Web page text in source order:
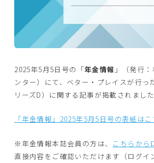
2025年5月5日号の「年金情報 」（発行
ンター）にて、ベター・プレイスが行っ
リーズD）に関する記事が掲載されました
「年金情報」2025年5月5日号の表紙はこ
※年金情報本誌会員の方は、 こちらから
直接内容をご確認いただけます（ログイ